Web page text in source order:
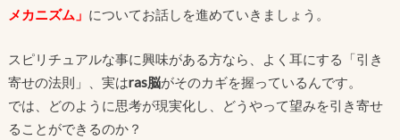
メカニズム」 についてお話しを進めていきましょう。
スピリチュアルな事に興味がある方なら、よく耳にする「引き
寄せの法則」、実はras脳がそのカギを握っているんです。
では、どのように思考が現実化し、どうやって望みを引き寄せ
ることができるのか？